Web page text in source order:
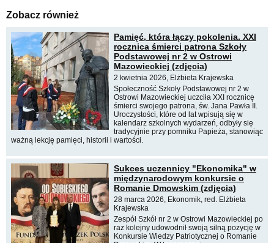
Zobacz również
Pamięć, która łączy pokolenia. XXI
rocznica śmierci patrona Szkoły
Podstawowej nr 2 w Ostrowi
Mazowieckiej (zdjęcia)
2 kwietnia 2026, Elżbieta Krajewska
Społeczność Szkoły Podstawowej nr 2 w
Ostrowi Mazowieckiej uczciła XXI rocznicę
śmierci swojego patrona, św. Jana Pawła II.
Uroczystości, które od lat wpisują się w
kalendarz szkolnych wydarzeń, odbyły się
tradycyjnie przy pomniku Papieża, stanowiąc
ważną lekcję pamięci, historii i wartości.
Sukces uczennicy "Ekonomika" w
międzynarodowym konkursie o
Romanie Dmowskim (zdjęcia)
28 marca 2026, Ekonomik, red. Elżbieta
Krajewska
Zespół Szkół nr 2 w Ostrowi Mazowieckiej po
raz kolejny udowodnił swoją silną pozycję w
Konkursie Wiedzy Patriotycznej o Romanie